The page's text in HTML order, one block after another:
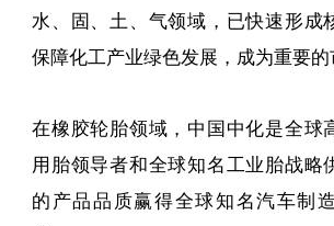
水、固、土、气领域，已快速形成
保障化工产业绿色发展，成为重要的
在橡胶轮胎领域，中国中化是全球
用胎领导者和全球知名工业胎战略
的产品品质赢得全球知名汽车制